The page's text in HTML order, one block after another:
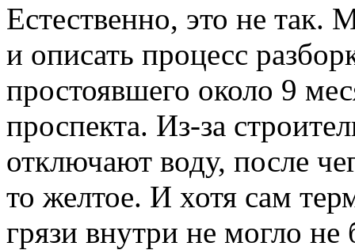
Естественно, это не
и описать процесс
простоявшего около 9
проспекта. Из-за
отключают воду, после
то желтое. И хотя сам
грязи внутри не могло не